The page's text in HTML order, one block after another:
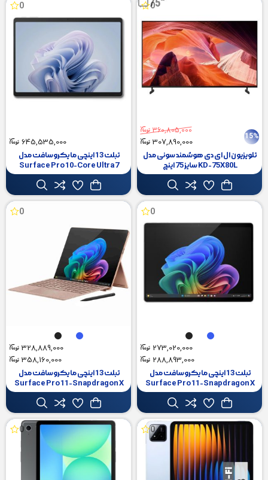
0
15%
360,805,000
307,890,000
تلویزیون ال ای دی هوشمند سونی مدل
KD-75X80L سایز 75 اینچ
0
645,535,000
تبلت 13 اینچی مایکروسافت مدل
Surface Pro 10-Core Ultra 7
165U ظرفیت 1 ترابایت و رم 64
گیگابایت
0
273,020,000
288,893,000
تبلت 13 اینچی مایکروسافت مدل
Surface Pro 11-Snapdragon X
Plus LCD ظرفیت 512 گیگابایت و
رم 16 گیگابایت
0
328,889,000
358,160,000
تبلت 13 اینچی مایکروسافت مدل
Surface Pro 11-Snapdragon X
Plus LCD ظرفیت 512 گیگابایت و
رم 16 گیگابایت به همراه کیبورد
Surface Pro Copilot و قلم Slim
Pen 2
0
0